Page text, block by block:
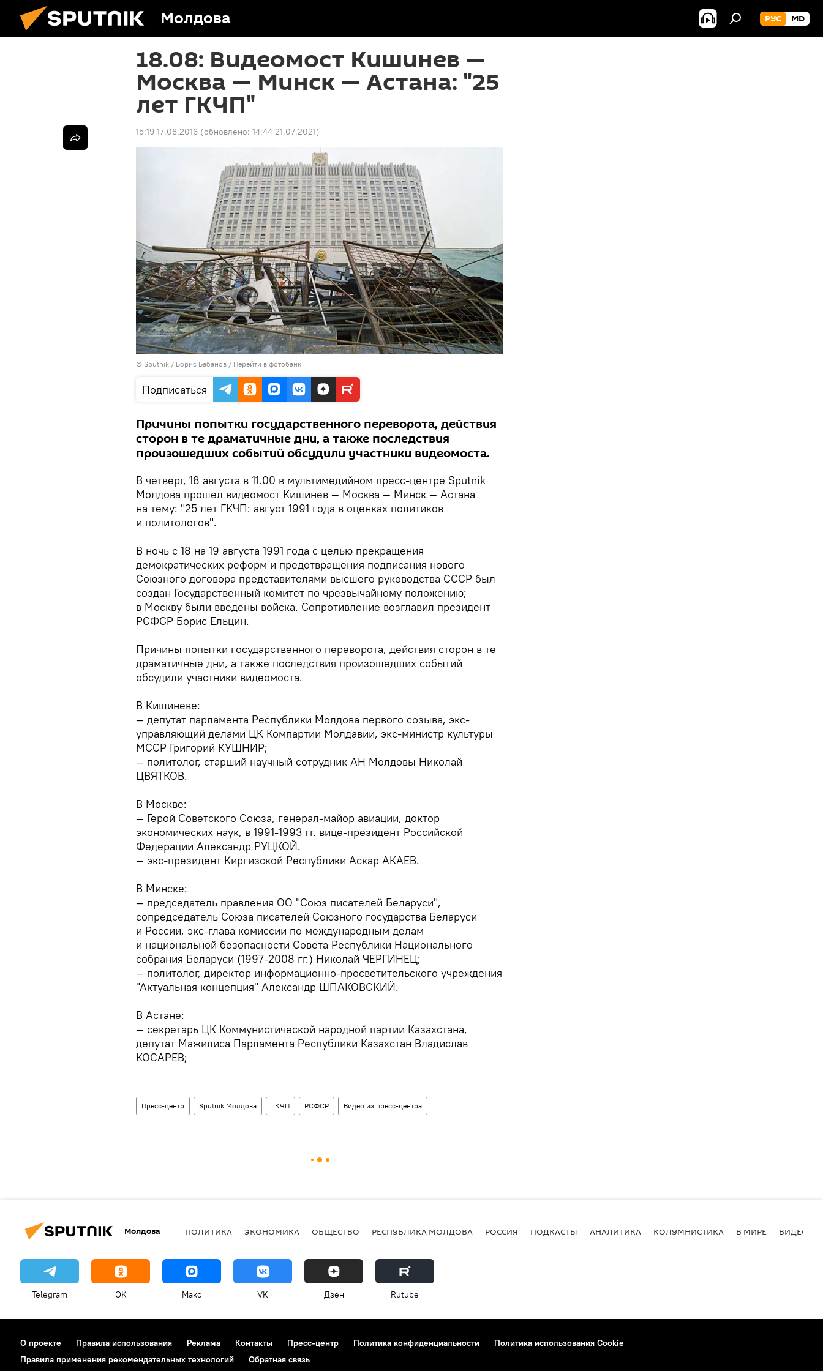
Молдова РУС MD
18.08: Видеомост Кишинев —
Москва — Минск — Астана: "25
лет ГКЧП"
15:19 17.08.2016 (обновлено: 14:44 21.07.2021)
© Sputnik / Борис Бабанов / Перейти в фотобанк
Подписаться
Причины попытки государственного переворота, действия
сторон в те драматичные дни, а также последствия
произошедших событий обсудили участники видеомоста.
В четверг, 18 августа в 11.00 в мультимедийном пресс-центре Sputnik
Молдова прошел видеомост Кишинев — Москва — Минск — Астана
на тему: "25 лет ГКЧП: август 1991 года в оценках политиков
и политологов".
В ночь с 18 на 19 августа 1991 года с целью прекращения
демократических реформ и предотвращения подписания нового
Союзного договора представителями высшего руководства СССР был
создан Государственный комитет по чрезвычайному положению;
в Москву были введены войска. Сопротивление возглавил президент
РСФСР Борис Ельцин.
Причины попытки государственного переворота, действия сторон в те
драматичные дни, а также последствия произошедших событий
обсудили участники видеомоста.
В Кишиневе:
— депутат парламента Республики Молдова первого созыва, экс-
управляющий делами ЦК Компартии Молдавии, экс-министр культуры
МССР Григорий КУШНИР;
— политолог, старший научный сотрудник АН Молдовы Николай
ЦВЯТКОВ.
В Москве:
— Герой Советского Союза, генерал-майор авиации, доктор
экономических наук, в 1991-1993 гг. вице-президент Российской
Федерации Александр РУЦКОЙ.
— экс-президент Киргизской Республики Аскар АКАЕВ.
В Минске:
— председатель правления ОО "Союз писателей Беларуси",
сопредседатель Союза писателей Союзного государства Беларуси
и России, экс-глава комиссии по международным делам
и национальной безопасности Совета Республики Национального
собрания Беларуси (1997-2008 гг.) Николай ЧЕРГИНЕЦ;
— политолог, директор информационно-просветительского учреждения
"Актуальная концепция" Александр ШПАКОВСКИЙ.
В Астане:
— секретарь ЦК Коммунистической народной партии Казахстана,
депутат Мажилиса Парламента Республики Казахстан Владислав
КОСАРЕВ;
Пресс-центр Sputnik Молдова ГКЧП РСФСР Видео из пресс-центра
Молдова ПОЛИТИКА ЭКОНОМИКА ОБЩЕСТВО РЕСПУБЛИКА МОЛДОВА РОССИЯ ПОДКАСТЫ АНАЛИТИКА КОЛУМНИСТИКА В МИРЕ ВИДЕО
Telegram OK Макс VK Дзен Rutube
О проекте Правила использования Реклама Контакты Пресс-центр Политика конфиденциальности
Политика использования Cookie
Правила применения рекомендательных технологий
Обратная связь